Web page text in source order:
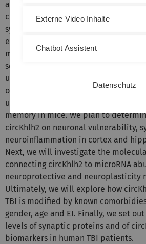
and neuroinflammation. Now we
circular RNAs, a new class of
synaptic networks. CircRNAs are non-
endowed with wide-ranging
microRNAs and RNA-protein
several circRNA related to synaptic
upregulated in murine and human
overexpression of circKhlh2, among
upregulated circRNAs, accelerates
memory in mice. We plan to
circKhlh2 on neuronal vulnerability,
neuroinflammation in cortex and
Next, we will investigate the
connecting circKhlh2 to microRNA
neuroprotective and neuroplasticity
Ultimately, we will explore how
TBI is modified by known
gender, age and EI. Finally, we set
levels of synaptic proteins and of
biomarkers in human TBI patients.
Externe Video Inhalte
Chatbot Assistent
Datenschutz